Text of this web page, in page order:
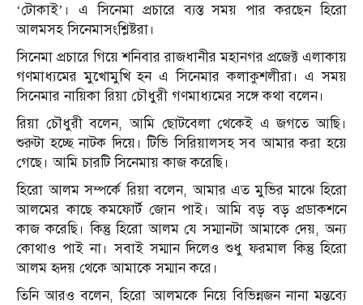
‘টোকাই’। এ সিনেমা প্রচারে ব্যস্ত সময় পার করছেন হিরো
আলমসহ সিনেমাসংশ্লিষ্টরা।
সিনেমা প্রচারে গিয়ে শনিবার রাজধানীর মহানগর প্রজেক্ট এলাকায়
গণমাধ্যমের মুখোমুখি হন এ সিনেমার কলাকুশলীরা। এ সময়
সিনেমার নায়িকা রিয়া চৌধুরী গণমাধ্যমের সঙ্গে কথা বলেন।
রিয়া চৌধুরী বলেন, আমি ছোটবেলা থেকেই এ জগতে আছি।
শুরুটা হচ্ছে নাটক দিয়ে। টিভি সিরিয়ালসহ সব আমার করা হয়ে
গেছে। আমি চারটি সিনেমায় কাজ করেছি।
হিরো আলম সম্পর্কে রিয়া বলেন, আমার এত মুভির মাঝে হিরো
আলমের কাছে কমফোর্ট জোন পাই। আমি বড় বড় প্রডাকশনে
কাজ করেছি। কিন্তু হিরো আলম যে সম্মানটা আমাকে দেয়, অন্য
কোথাও পাই না। সবাই সম্মান দিলেও শুধু ফরমাল কিন্তু হিরো
আলম হৃদয় থেকে আমাকে সম্মান করে।
তিনি আরও বলেন, হিরো আলমকে নিয়ে বিভিন্নজন নানা মন্তব্যে